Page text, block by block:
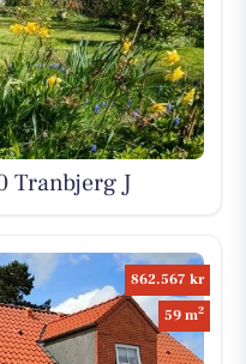
Tranbjerg J
862.567 kr
59 m2